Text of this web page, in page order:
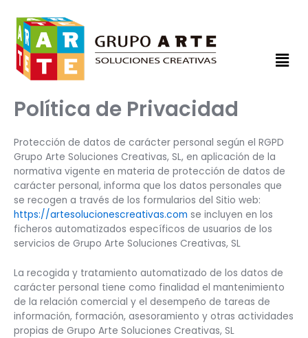
contenido
Política de Privacidad
Protección de datos de carácter personal según el RGPD
Grupo Arte Soluciones Creativas, SL, en aplicación de la
normativa vigente en materia de protección de datos de
carácter personal, informa que los datos personales que
se recogen a través de los formularios del Sitio web:
https://artesolucionescreativas.com se incluyen en los
ficheros automatizados específicos de usuarios de los
servicios de Grupo Arte Soluciones Creativas, SL
La recogida y tratamiento automatizado de los datos de
carácter personal tiene como finalidad el mantenimiento
de la relación comercial y el desempeño de tareas de
información, formación, asesoramiento y otras actividades
propias de Grupo Arte Soluciones Creativas, SL